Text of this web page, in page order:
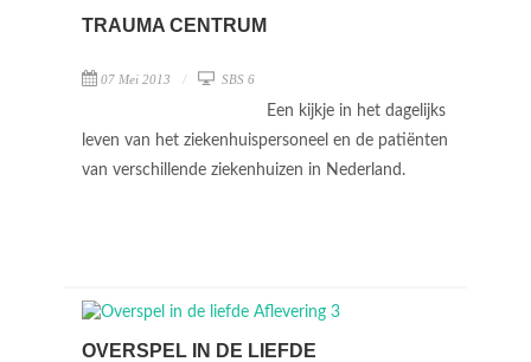
TRAUMA CENTRUM
07 Mei 2013 SBS 6
Een kijkje in het dagelijks
leven van het ziekenhuispersoneel en de patiënten
van verschillende ziekenhuizen in Nederland.
OVERSPEL IN DE LIEFDE